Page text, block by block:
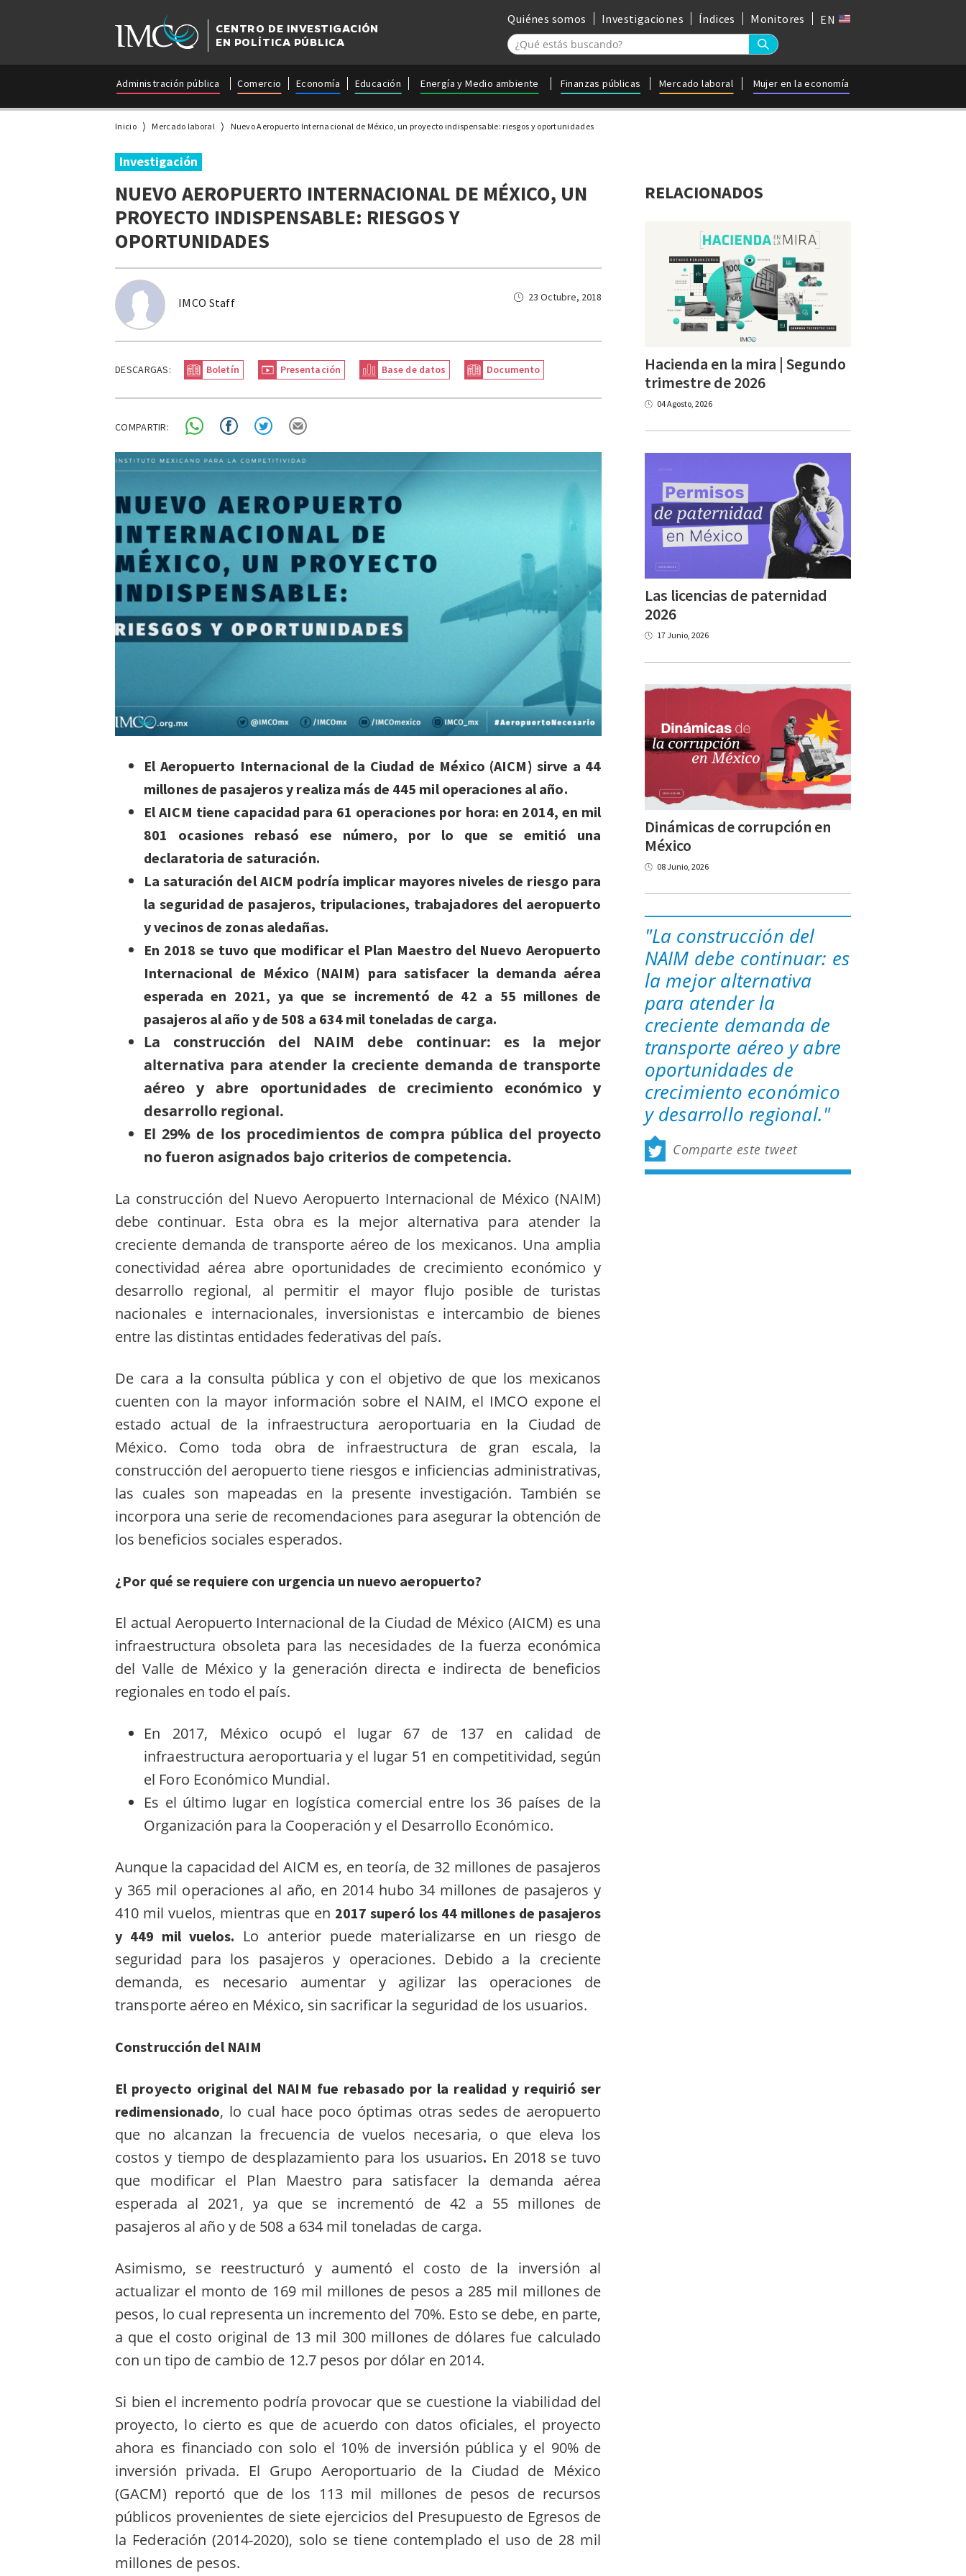
CENTRO DE INVESTIGACIÓN
EN POLÍTICA PÚBLICA
Quiénes somos Investigaciones Índices Monitores EN
Administración pública Comercio Economía Educación Energía y Medio ambiente Finanzas públicas Mercado laboral Mujer en la economía
Inicio Mercado laboral Nuevo Aeropuerto Internacional de México, un proyecto indispensable: riesgos y oportunidades
Investigación
NUEVO AEROPUERTO INTERNACIONAL DE MÉXICO, UN
PROYECTO INDISPENSABLE: RIESGOS Y
OPORTUNIDADES
IMCO Staff 23 Octubre, 2018
DESCARGAS: Boletín Presentación Base de datos Documento
COMPARTIR:
El Aeropuerto Internacional de la Ciudad de México (AICM) sirve a 44
millones de pasajeros y realiza más de 445 mil operaciones al año.
El AICM tiene capacidad para 61 operaciones por hora: en 2014, en mil
801 ocasiones rebasó ese número, por lo que se emitió una
declaratoria de saturación.
La saturación del AICM podría implicar mayores niveles de riesgo para
la seguridad de pasajeros, tripulaciones, trabajadores del aeropuerto
y vecinos de zonas aledañas.
En 2018 se tuvo que modificar el Plan Maestro del Nuevo Aeropuerto
Internacional de México (NAIM) para satisfacer la demanda aérea
esperada en 2021, ya que se incrementó de 42 a 55 millones de
pasajeros al año y de 508 a 634 mil toneladas de carga.
La construcción del NAIM debe continuar: es la mejor
alternativa para atender la creciente demanda de transporte
aéreo y abre oportunidades de crecimiento económico y
desarrollo regional.
El 29% de los procedimientos de compra pública del proyecto
no fueron asignados bajo criterios de competencia.
La construcción del Nuevo Aeropuerto Internacional de México (NAIM)
debe continuar. Esta obra es la mejor alternativa para atender la
creciente demanda de transporte aéreo de los mexicanos. Una amplia
conectividad aérea abre oportunidades de crecimiento económico y
desarrollo regional, al permitir el mayor flujo posible de turistas
nacionales e internacionales, inversionistas e intercambio de bienes
entre las distintas entidades federativas del país.
De cara a la consulta pública y con el objetivo de que los mexicanos
cuenten con la mayor información sobre el NAIM, el IMCO expone el
estado actual de la infraestructura aeroportuaria en la Ciudad de
México. Como toda obra de infraestructura de gran escala, la
construcción del aeropuerto tiene riesgos e inficiencias administrativas,
las cuales son mapeadas en la presente investigación. También se
incorpora una serie de recomendaciones para asegurar la obtención de
los beneficios sociales esperados.
¿Por qué se requiere con urgencia un nuevo aeropuerto?
El actual Aeropuerto Internacional de la Ciudad de México (AICM) es una
infraestructura obsoleta para las necesidades de la fuerza económica
del Valle de México y la generación directa e indirecta de beneficios
regionales en todo el país.
En 2017, México ocupó el lugar 67 de 137 en calidad de
infraestructura aeroportuaria y el lugar 51 en competitividad, según
el Foro Económico Mundial.
Es el último lugar en logística comercial entre los 36 países de la
Organización para la Cooperación y el Desarrollo Económico.
Aunque la capacidad del AICM es, en teoría, de 32 millones de pasajeros
y 365 mil operaciones al año, en 2014 hubo 34 millones de pasajeros y
410 mil vuelos, mientras que en 2017 superó los 44 millones de pasajeros
y 449 mil vuelos. Lo anterior puede materializarse en un riesgo de
seguridad para los pasajeros y operaciones. Debido a la creciente
demanda, es necesario aumentar y agilizar las operaciones de
transporte aéreo en México, sin sacrificar la seguridad de los usuarios.
Construcción del NAIM
El proyecto original del NAIM fue rebasado por la realidad y requirió ser
redimensionado, lo cual hace poco óptimas otras sedes de aeropuerto
que no alcanzan la frecuencia de vuelos necesaria, o que eleva los
costos y tiempo de desplazamiento para los usuarios. En 2018 se tuvo
que modificar el Plan Maestro para satisfacer la demanda aérea
esperada al 2021, ya que se incrementó de 42 a 55 millones de
pasajeros al año y de 508 a 634 mil toneladas de carga.
Asimismo, se reestructuró y aumentó el costo de la inversión al
actualizar el monto de 169 mil millones de pesos a 285 mil millones de
pesos, lo cual representa un incremento del 70%. Esto se debe, en parte,
a que el costo original de 13 mil 300 millones de dólares fue calculado
con un tipo de cambio de 12.7 pesos por dólar en 2014.
Si bien el incremento podría provocar que se cuestione la viabilidad del
proyecto, lo cierto es que de acuerdo con datos oficiales, el proyecto
ahora es financiado con solo el 10% de inversión pública y el 90% de
inversión privada. El Grupo Aeroportuario de la Ciudad de México
(GACM) reportó que de los 113 mil millones de pesos de recursos
públicos provenientes de siete ejercicios del Presupuesto de Egresos de
la Federación (2014-2020), solo se tiene contemplado el uso de 28 mil
millones de pesos.
RELACIONADOS
Hacienda en la mira | Segundo
trimestre de 2026
04 Agosto, 2026
Las licencias de paternidad
2026
17 Junio, 2026
Dinámicas de corrupción en
México
08 Junio, 2026
"La construcción del
NAIM debe continuar: es
la mejor alternativa
para atender la
creciente demanda de
transporte aéreo y abre
oportunidades de
crecimiento económico
y desarrollo regional."
Comparte este tweet